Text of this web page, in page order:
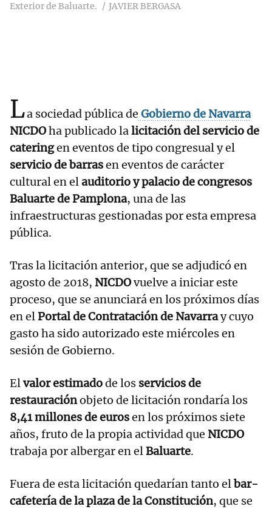
Exterior de Baluarte. JAVIER BERGASA
La sociedad pública de Gobierno de Navarra
NICDOha publicado lalicitación del servicio de
cateringen eventos de tipo congresual y el
servicio de barrasen eventos de carácter
cultural en elauditorio y palacio de congresos
Baluarte de Pamplona, una de las
infraestructuras gestionadas por esta empresa
pública.
Tras la licitación anterior, que se adjudicó en
agosto de 2018, NICDOvuelve a iniciar este
proceso, que se anunciará en los próximos días
en elPortal de Contratación de Navarray cuyo
gasto ha sido autorizado este miércoles en
sesión de Gobierno.
Elvalor estimadode los servicios de
restauraciónobjeto de licitación rondaría los
8,41 millones de eurosen los próximos siete
años, fruto de la propia actividad que NICDO
trabaja por albergar en elBaluarte.
Fuera de esta licitación quedarían tanto elbar-
cafetería de la plaza de la Constitución, que se